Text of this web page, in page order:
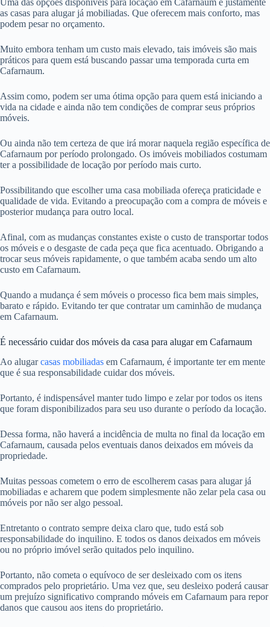
Uma das opções disponíveis para locação em Cafarnaum é justamente
as casas para alugar já mobiliadas. Que oferecem mais conforto, mas
podem pesar no orçamento.
Muito embora tenham um custo mais elevado, tais imóveis são mais
práticos para quem está buscando passar uma temporada curta em
Cafarnaum.
Assim como, podem ser uma ótima opção para quem está iniciando a
vida na cidade e ainda não tem condições de comprar seus próprios
móveis.
Ou ainda não tem certeza de que irá morar naquela região específica de
Cafarnaum por período prolongado. Os imóveis mobiliados costumam
ter a possibilidade de locação por período mais curto.
Possibilitando que escolher uma casa mobiliada ofereça praticidade e
qualidade de vida. Evitando a preocupação com a compra de móveis e
posterior mudança para outro local.
Afinal, com as mudanças constantes existe o custo de transportar todos
os móveis e o desgaste de cada peça que fica acentuado. Obrigando a
trocar seus móveis rapidamente, o que também acaba sendo um alto
custo em Cafarnaum.
Quando a mudança é sem móveis o processo fica bem mais simples,
barato e rápido. Evitando ter que contratar um caminhão de mudança
em Cafarnaum.
É necessário cuidar dos móveis da casa para alugar em Cafarnaum
Ao alugarcasas mobiliadas em Cafarnaum, é importante ter em mente
que é sua responsabilidade cuidar dos móveis.
Portanto, é indispensável manter tudo limpo e zelar por todos os itens
que foram disponibilizados para seu uso durante o período da locação.
Dessa forma, não haverá a incidência de multa no final da locação em
Cafarnaum, causada pelos eventuais danos deixados em móveis da
propriedade.
Muitas pessoas cometem o erro de escolherem casas para alugar já
mobiliadas e acharem que podem simplesmente não zelar pela casa ou
móveis por não ser algo pessoal.
Entretanto o contrato sempre deixa claro que, tudo está sob
responsabilidade do inquilino. E todos os danos deixados em móveis
ou no próprio imóvel serão quitados pelo inquilino.
Portanto, não cometa o equívoco de ser desleixado com os itens
comprados pelo proprietário. Uma vez que, seu desleixo poderá causar
um prejuízo significativo comprando móveis em Cafarnaum para repor
danos que causou aos itens do proprietário.